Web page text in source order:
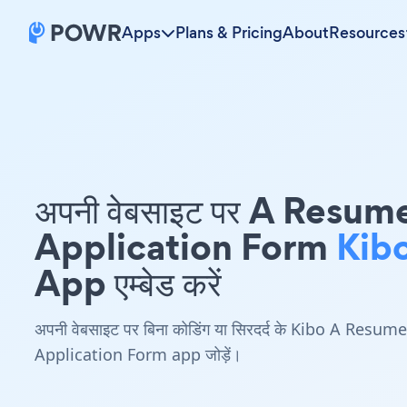
Apps Plans & PricingAboutResources
अपनी वेबसाइट पर A
Application Form
App एम्बेड करें
अपनी वेबसाइट पर बिना कोडिंग या सिरदर्द के Kibo A Resume
Application Form app जोड़ें।